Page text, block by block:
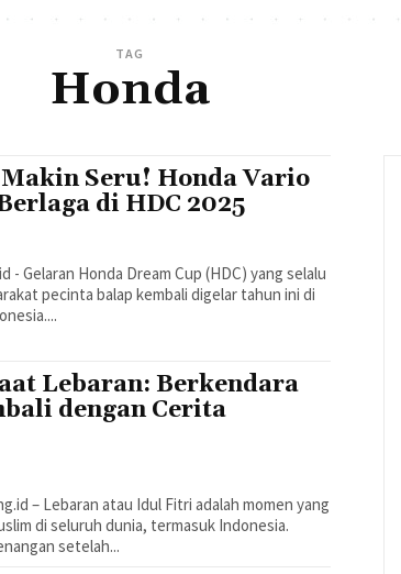
TAG
Honda
Seru! Honda Vario
di HDC 2025
- Gelaran Honda Dream Cup (HDC) yang selalu
pecinta balap kembali digelar tahun ini di
Lebaran: Berkendara
dengan Cerita
– Lebaran atau Idul Fitri adalah momen yang
di seluruh dunia, termasuk Indonesia.
setelah...